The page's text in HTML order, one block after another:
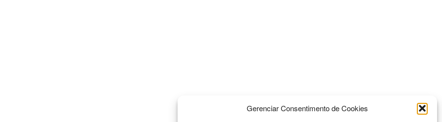
Gerenciar Consentimento de Cookies